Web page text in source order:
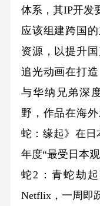
体系，其IP开发
应该组建跨国
资源，以提升
追光动画在打
与华纳兄弟深
野，作品在海
蛇：缘起》在
年度“最受日本
蛇2：青蛇劫
Netflix，一周即